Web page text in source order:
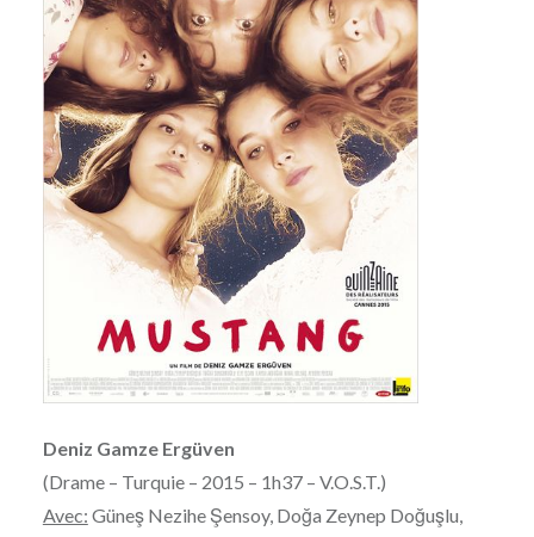
Deniz Gamze Ergüven
(Drame – Turquie – 2015 – 1h37 – V.O.S.T.)
Avec: Güneş Nezihe Şensoy, Doğa Zeynep Doğuşlu,